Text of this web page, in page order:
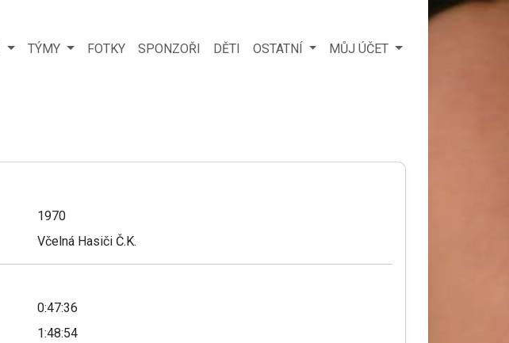
TÝMY FOTKY SPONZOŘI DĚTI OSTATNÍ MŮJ ÚČET
1970
Včelná Hasiči Č.K.
0:47:36
1:48:54